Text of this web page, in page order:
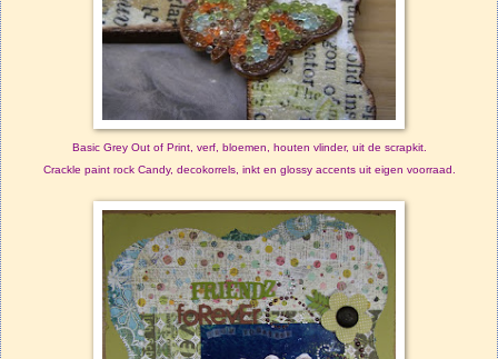
Basic Grey Out of Print, verf, bloemen, houten vlinder, uit de scrapkit.
Crackle paint rock Candy, decokorrels, inkt en glossy accents uit eigen voorraad.